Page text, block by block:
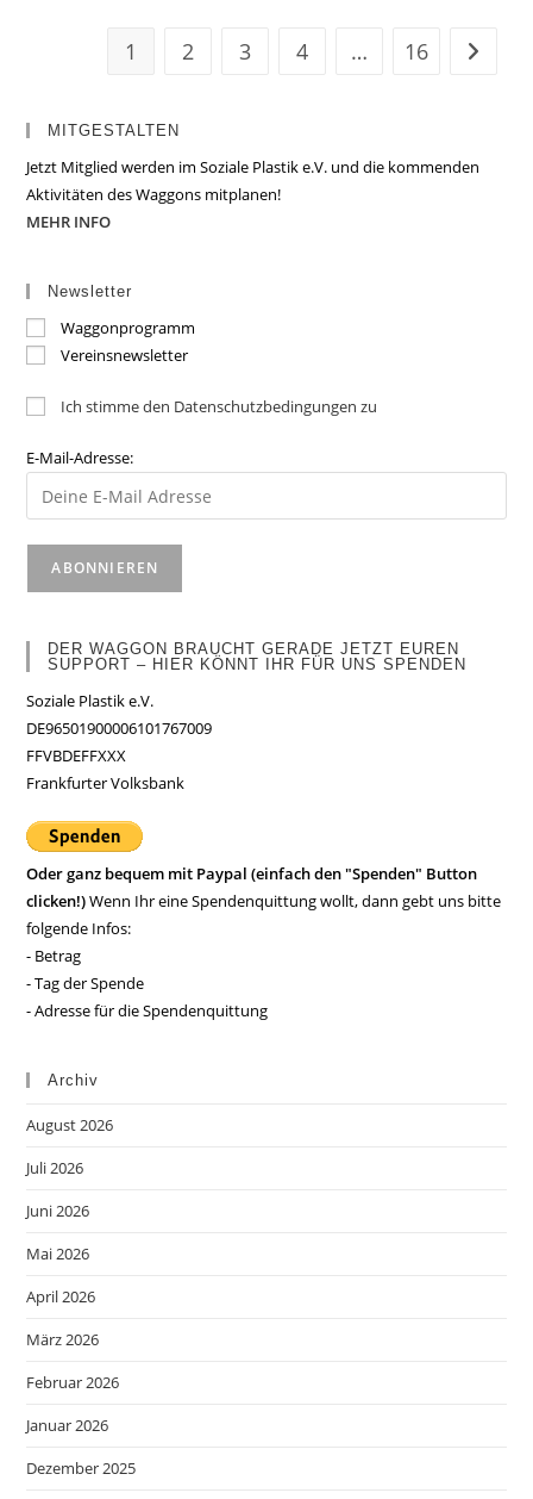
1 2 3 4 … 16 Zur
MITGESTALTEN
Jetzt Mitglied werden im Soziale Plastik e.V. und die kommenden
Aktivitäten des Waggons mitplanen!
MEHR INFO
Newsletter
Waggonprogramm
Vereinsnewsletter
Ich stimme den Datenschutzbedingungen zu
E-Mail-Adresse:
DER WAGGON BRAUCHT GERADE JETZT EUREN
SUPPORT – HIER KÖNNT IHR FÜR UNS SPENDEN
Soziale Plastik e.V.
DE96501900006101767009
FFVBDEFFXXX
Frankfurter Volksbank
Oder ganz bequem mit Paypal (einfach den "Spenden" Button
clicken!)Wenn Ihr eine Spendenquittung wollt, dann gebt uns bitte
folgende Infos:
- Betrag
- Tag der Spende
- Adresse für die Spendenquittung
Archiv
August 2026
Juli 2026
Juni 2026
Mai 2026
April 2026
März 2026
Februar 2026
Januar 2026
Dezember 2025